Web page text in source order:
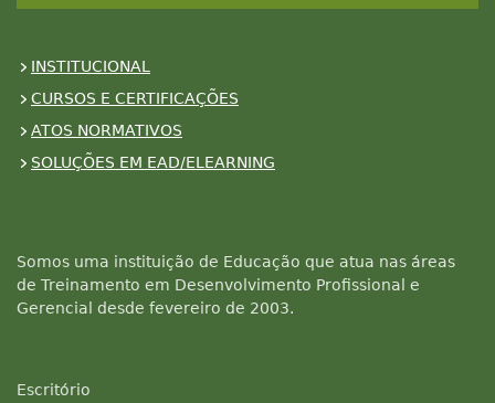
INSTITUCIONAL
CURSOS E CERTIFICAÇÕES
ATOS NORMATIVOS
SOLUÇÕES EM EAD/ELEARNING
Somos uma instituição de Educação que atua nas áreas
de Treinamento em Desenvolvimento Profissional e
Gerencial desde fevereiro de 2003.
Escritório